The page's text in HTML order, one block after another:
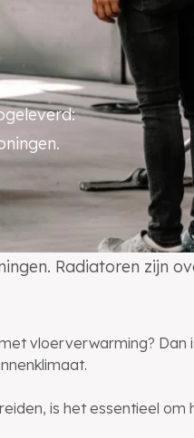
Radiatoren zijn
vloerverwarming?
is het essentieel